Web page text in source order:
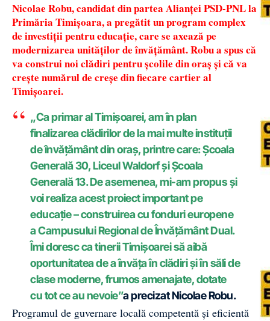
Nicolae Robu, candidat din partea Alianței PSD-PNL la
Primăria Timișoara, a pregătit un program complex
de investiții pentru educație, care se axează pe
modernizarea unităților de învățământ. Robu a spus că
va construi noi clădiri pentru școlile din oraș și că va
crește numărul de creșe din fiecare cartier al
Timișoarei.
„Ca primar al Timișoarei, am în plan
finalizarea clădirilor de la mai multe instituții
de învățământ din oraș, printre care: Școala
Generală 30, Liceul Waldorf și Școala
Generală 13. De asemenea, mi-am propus și
voi realiza acest proiect important pe
educație – construirea cu fonduri europene
a Campusului Regional de Învățământ Dual.
Îmi doresc ca tinerii Timișoarei să aibă
oportunitatea de a învăța în clădiri și în săli de
clase moderne, frumos amenajate, dotate
cu tot ce au nevoie”a precizatNicolae Robu.
Programul de guvernare locală competentă și eficientă